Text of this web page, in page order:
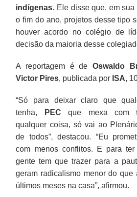
indígenas. Ele disse que, em
o fim do ano, projetos desse tipo
houver acordo no colégio de
decisão da maioria desse
A reportagem é de Oswaldo
Victor Pires, publicada por ISA,
“Só para deixar claro que
tenha,
PEC que mexa com
qualquer coisa, só vai ao
de todos”, destacou. “Eu
com menos conflitos. E para
gente tem que trazer para a
geram radicalismo menor do que
últimos meses na casa”, afirmou.